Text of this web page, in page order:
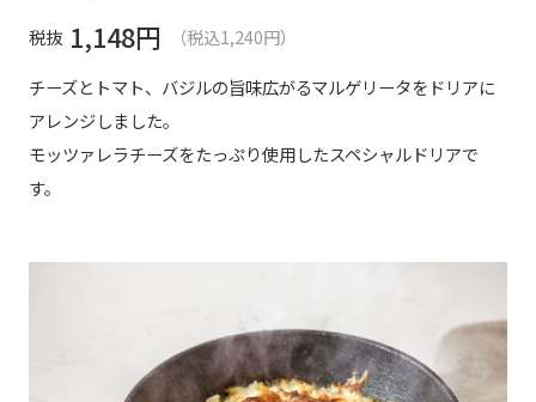
税抜 1,148円
（税込1,240円）
チーズとトマト、バジルの旨味広がるマルゲリータをドリアに
アレンジしました。
モッツァレラチーズをたっぷり使用したスペシャルドリアで
す。